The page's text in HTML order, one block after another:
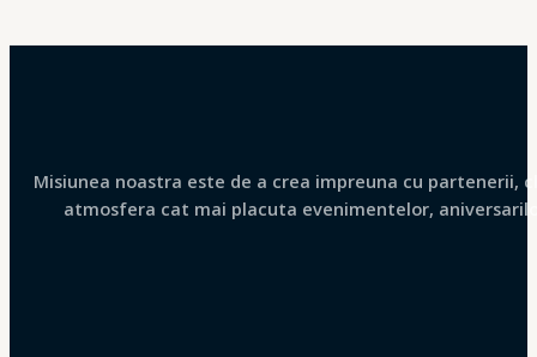
Misiunea noastra este de a crea impreuna cu partenerii,
atmosfera cat mai placuta evenimentelor,